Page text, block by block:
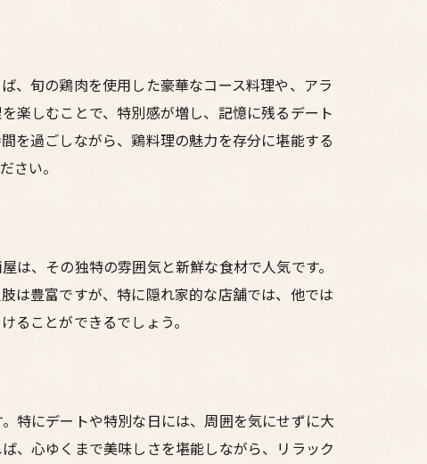
、旬の鶏肉を使用した豪華なコース料理や、アラ
楽しむことで、特別感が増し、記憶に残るデート
を過ごしながら、鶏料理の魅力を存分に堪能する
さい。
、その独特の雰囲気と新鮮な食材で人気です。
は豊富ですが、特に隠れ家的な店舗では、他では
ることができるでしょう。
特にデートや特別な日には、周囲を気にせずに大
、心ゆくまで美味しさを堪能しながら、リラック